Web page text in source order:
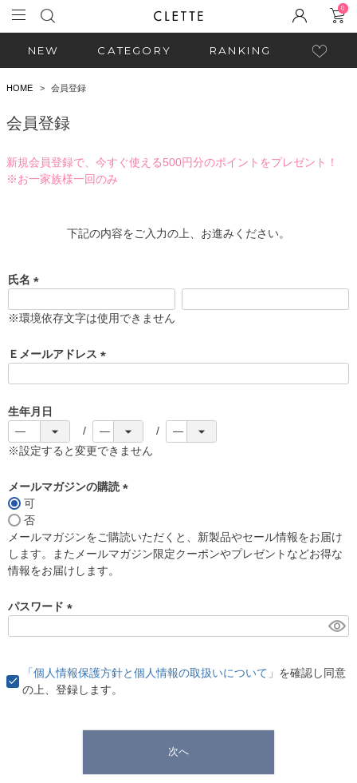
0
NEW CATEGORY RANKING
HOME 会員登録
会員登録
新規会員登録で、今すぐ使える500円分のポイントをプレゼント！
※お一家族様一回のみ
下記の内容をご入力の上、お進みください。
氏名
必
)
※環境依存文字は使用できません
Ｅメールアドレス
)
生年月日
※設定すると変更できません
メールマガジンの購読
須
)
可
否
メールマガジンをご購読いただくと、新製品やセール情報をお届け
します。またメールマガジン限定クーポンやプレゼントなどお得な
情報をお届けします。
パスワード
)
「個人情報保護方針と個人情報の取扱いについて」 を確認し同意
の上、登録します。
次へ